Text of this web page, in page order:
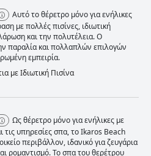
Αυτό το θέρετρο μόνο για ενήλικες
με πολλές πισίνες, ιδιωτική
και την πολυτέλεια. Ο
παραλία και πολλαπλών επιλογών
εμπειρία.
με Ιδιωτική Πισίνα
Ως θέρετρο μόνο για ενήλικες με
τις υπηρεσίες σπα, το Ikaros Beach
περιβάλλον, ιδανικό για ζευγάρια
ρομαντισμό. Το σπα του θερέτρου